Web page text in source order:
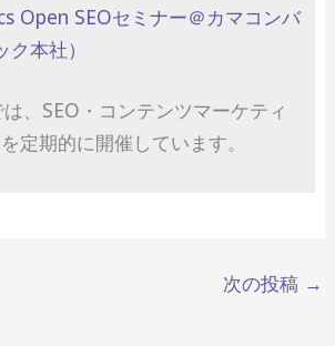
Open SEOセミナー＠カマコンバ
本社）
、SEO・コンテンツマーケティ
定期的に開催しています。
次の投稿 →